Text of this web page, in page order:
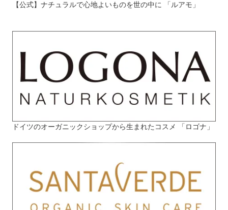
【公式】ナチュラルで心地よいものを世の中に 「ルアモ」
ドイツのオーガニックショップから生まれたコスメ 「ロゴナ」